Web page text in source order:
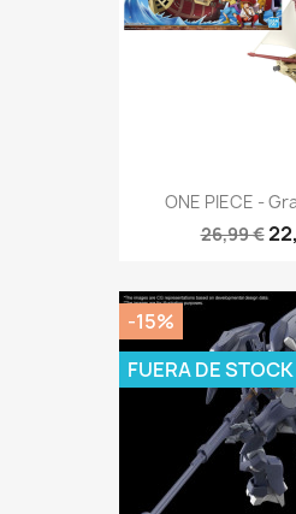
ONE PIECE -
26,99 €
-15%
FUERA DE STOCK